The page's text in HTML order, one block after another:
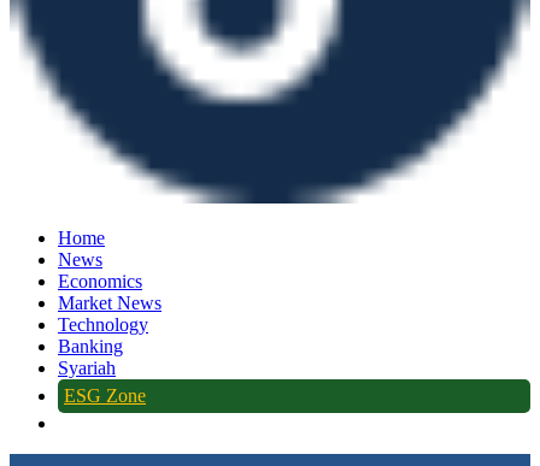
Home
News
Economics
Market News
Technology
Banking
Syariah
ESG Zone